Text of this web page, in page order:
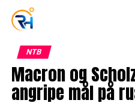
NTB
Macron og
angripe mål på